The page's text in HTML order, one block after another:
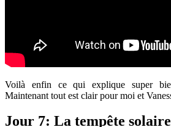
Voilà enfin ce qui explique super
Maintenant tout est clair pour moi et
Jour 7: La tempête